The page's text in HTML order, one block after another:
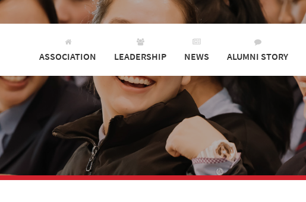
ASSOCIATION LEADERSHIP NEWS ALUMNI STORY